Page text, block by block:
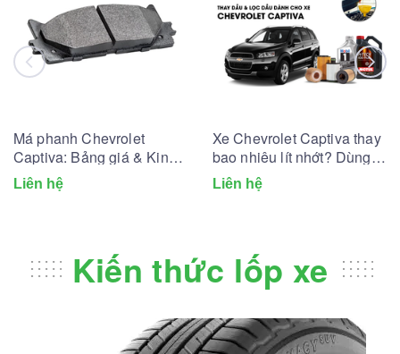
Má phanh Chevrolet
Captiva: Bảng giá & Kinh
nghiệm thay lắp
Liên hệ
Xe Chevrolet Captiva thay
bao nhiêu lít nhớt? Dùng
lọc dầu nhớt nào?
Liên hệ
Kiến thức lốp xe